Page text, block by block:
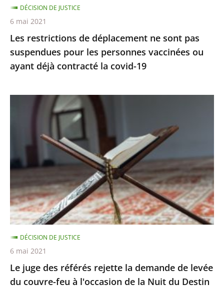
personnes
vaccinées
ou
ayant
déjà
la
Les restrictions de déplacement ne sont pas
suspendues pour les personnes vaccinées ou
ayant déjà contracté la covid-19
DÉCISION DE JUSTICE
6 mai 2021
référés
rejette
la
demande
de
levée
du
couvre-
feu
à
l'occasion
Le juge des référés rejette la demande de levée
du couvre-feu à l'occasion de la Nuit du Destin
DÉCISION DE JUSTICE
6 mai 2021